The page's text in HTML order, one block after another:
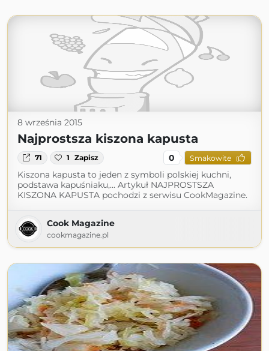
8 września 2015
Najprostsza kiszona kapusta
71 1 Zapisz 0 Smakowite
Kiszona kapusta to jeden z symboli polskiej kuchni,
podstawa kapuśniaku,... Artykuł NAJPROSTSZA
KISZONA KAPUSTA pochodzi z serwisu CookMagazine.
Cook Magazine
cookmagazine.pl